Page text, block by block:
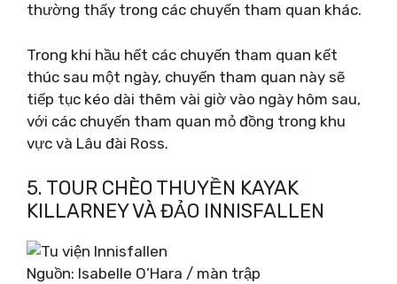
thường thấy trong các chuyến tham quan khác.
Trong khi hầu hết các chuyến tham quan kết
thúc sau một ngày, chuyến tham quan này sẽ
tiếp tục kéo dài thêm vài giờ vào ngày hôm sau,
với các chuyến tham quan mỏ đồng trong khu
vực và Lâu đài Ross.
5. TOUR CHÈO THUYỀN KAYAK
KILLARNEY VÀ ĐẢO INNISFALLEN
Nguồn: Isabelle O’Hara / màn trập